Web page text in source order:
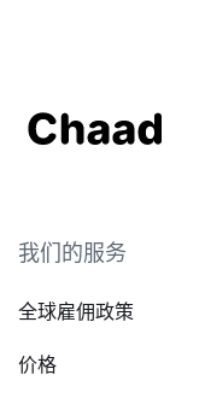
我们的服务
全球雇佣政策
价格